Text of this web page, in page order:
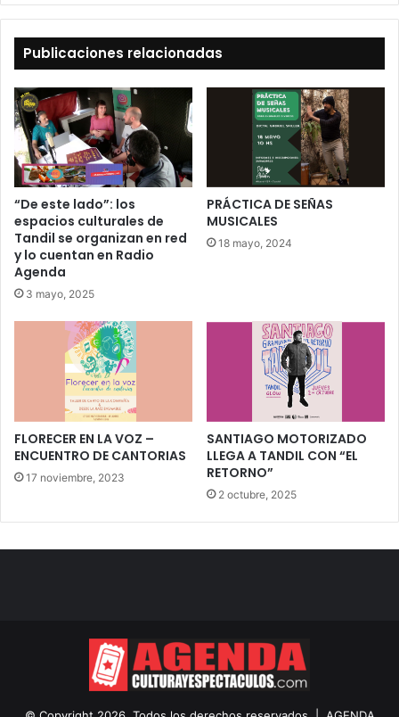
Publicaciones relacionadas
“De este lado”: los
espacios culturales de
Tandil se organizan en red
y lo cuentan en Radio
Agenda
3 mayo, 2025
PRÁCTICA DE SEÑAS
MUSICALES
18 mayo, 2024
FLORECER EN LA VOZ –
ENCUENTRO DE CANTORIAS
17 noviembre, 2023
SANTIAGO MOTORIZADO
LLEGA A TANDIL CON “EL
RETORNO”
2 octubre, 2025